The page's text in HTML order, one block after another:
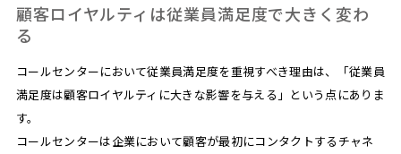
顧客ロイヤルティは従業員満足度で大きく変わ
る
コールセンターにおいて従業員満足度を重視すべき理由は、「従業員
満足度は顧客ロイヤルティに大きな影響を与える」という点にありま
す。
コールセンターは企業において顧客が最初にコンタクトするチャネ